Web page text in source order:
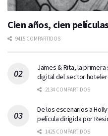
Cien años, cien
9415 COMPARTIDOS
James & Rita, la
digital del sector
2134 COMPARTIDOS
De los escenarios a
película dirigida por
1425 COMPARTIDOS